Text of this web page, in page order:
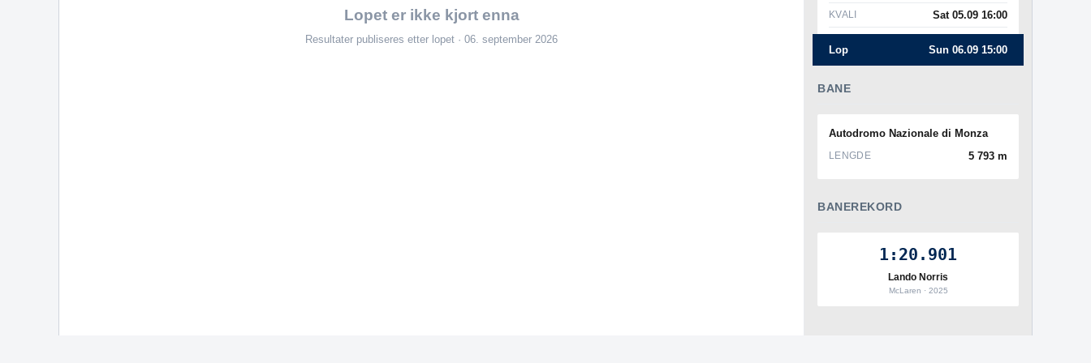
Lopet er ikke kjort enna
Resultater publiseres etter lopet · 06. september 2026
KVALI Sat 05.09 16:00
Lop Sun 06.09 15:00
BANE
Autodromo Nazionale di Monza
LENGDE 5 793 m
BANEREKORD
1:20.901
Lando Norris
McLaren · 2025